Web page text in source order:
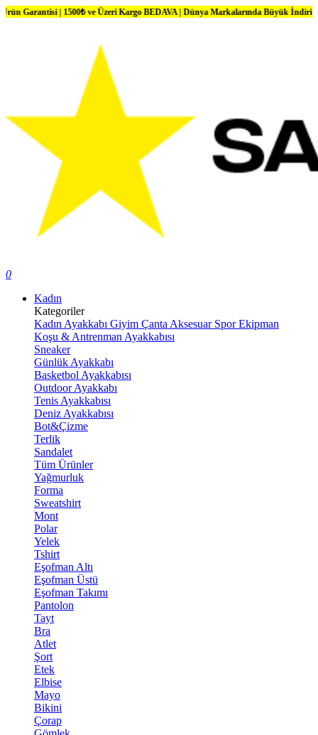
| 1500₺ ve Üzeri Kargo BEDAVA | Dünya Markalarında Büyük İndirimler
0
Kadın
Kategoriler
Kadın Ayakkabı Giyim Çanta Aksesuar Spor Ekipman
Koşu & Antrenman Ayakkabısı
Sneaker
Günlük Ayakkabı
Basketbol Ayakkabısı
Outdoor Ayakkabı
Tenis Ayakkabısı
Deniz Ayakkabısı
Bot&Çizme
Terlik
Sandalet
Tüm Ürünler
Yağmurluk
Forma
Sweatshirt
Mont
Polar
Yelek
Tshirt
Eşofman Altı
Eşofman Üstü
Eşofman Takımı
Pantolon
Tayt
Bra
Atlet
Şort
Etek
Elbise
Mayo
Bikini
Çorap